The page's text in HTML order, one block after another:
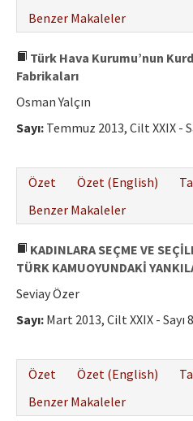
Benzer Makaleler
Türk Hava Kurumu’nun
Fabrikaları
Osman Yalçın
Sayı: Temmuz 2013, Cilt XXIX -
Özet
Özet (English)
Benzer Makaleler
KADINLARA SEÇME VE
TÜRK KAMUOYUNDAKİ
Seviay Özer
Sayı: Mart 2013, Cilt XXIX - Sayı
Özet
Özet (English)
Benzer Makaleler